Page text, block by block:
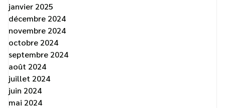
janvier 2025
décembre 2024
novembre 2024
octobre 2024
septembre 2024
août 2024
juillet 2024
juin 2024
mai 2024